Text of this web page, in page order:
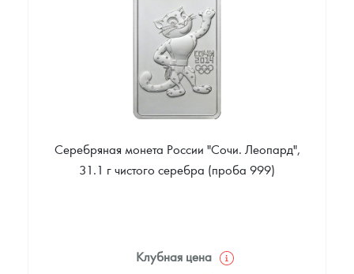
86 512 Руб.
Серебряная монета России "Сочи. Леопард",
31.1 г чистого серебра (проба 999)
Клубная цена